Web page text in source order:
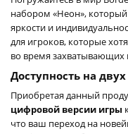
набором «Неон»,
яркости и
для игроков, которые
во время
Доступность на
Приобретая данный
цифровой версии игры
что ваш переход на